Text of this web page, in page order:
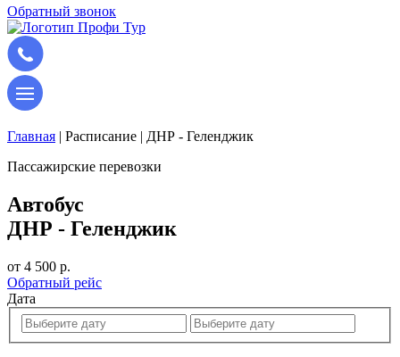
Обратный звонок
Главная | Расписание | ДНР - Геленджик
Пассажирские перевозки
Автобус
ДНР - Геленджик
от 4 500 р.
Обратный рейс
Дата